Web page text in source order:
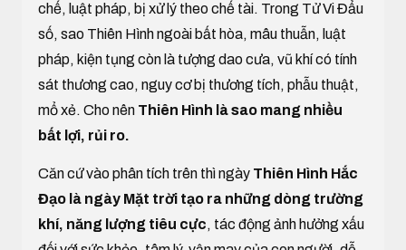
chế, luật pháp, bị xử lý theo chế tài. Trong Tử Vi Đẩu
số, sao Thiên Hình ngoài bất hòa, mâu thuẫn, luật
pháp, kiện tụng còn là tượng dao cưa, vũ khí có tính
sát thương cao, nguy cơ bị thương tích, phẫu thuật,
mổ xẻ. Cho nên Thiên Hình là sao mang nhiều
bất lợi, rủi ro.
Căn cứ vào phân tích trên thì ngày Thiên Hình Hắc
Đạo là ngày Mặt trời tạo ra những dòng trường
khí, năng lượng tiêu cực, tác động ảnh hưởng xấu